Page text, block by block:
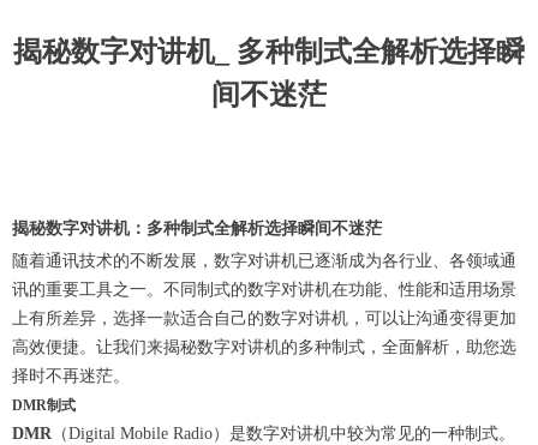
揭秘数字对讲机_ 多种制式全解析选择瞬
间不迷茫
揭秘数字对讲机：多种制式全解析选择瞬间不迷茫
随着通讯技术的不断发展，数字对讲机已逐渐成为各行业、各领域通
讯的重要工具之一。不同制式的数字对讲机在功能、性能和适用场景
上有所差异，选择一款适合自己的数字对讲机，可以让沟通变得更加
高效便捷。让我们来揭秘数字对讲机的多种制式，全面解析，助您选
择时不再迷茫。
DMR制式
DMR （Digital Mobile Radio）是数字对讲机中较为常见的一种制式。